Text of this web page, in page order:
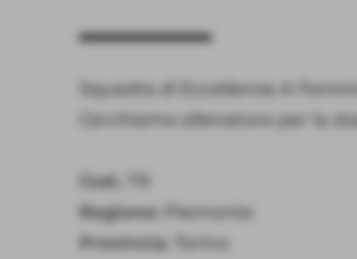
Squadra di Eccellenza A
Cerchiamo allenatore per la
Cod.:
Regione:
Piemonte
Provincia:
Torino